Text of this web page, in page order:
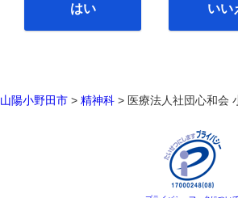
はい いい
山陽小野田市 > 精神科 > 医療法人社団心和会